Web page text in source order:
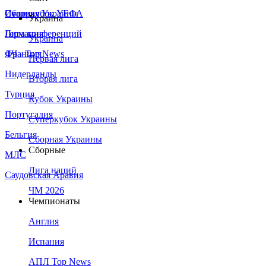
Сборная Украины
Италия
Германия
Франция
Нидерланды
Турция
Португалия
Бельгия
МЛС
Саудовская Аравия
Суперкубок УЕФА
Лига конференций
ЛЧ - Top News
Украина
Украина
Первая лига
Вторая лига
Кубок Украины
Суперкубок Украины
Сборная Украины
Сборные
Лига наций
ЧМ 2026
Чемпионаты
Англия
Испания
АПЛ Top News